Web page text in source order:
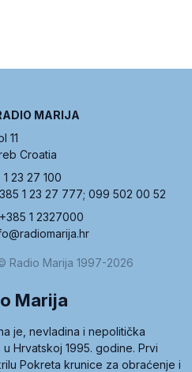
MARIJA
11
Croatia
23 27 100
1 23 27 777; 099 502 00 52
1 2327000
Radio Marija 1997-2026
Marija
je, nevladina i nepolitička
Hrvatskoj 1995. godine. Prvi
Pokreta krunice za obraćenje i